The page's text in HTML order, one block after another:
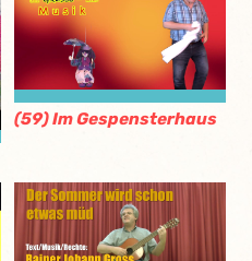
(59) Im Gespensterhaus